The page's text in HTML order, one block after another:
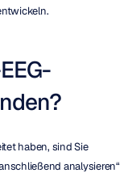
haben, sind Sie
analysieren“